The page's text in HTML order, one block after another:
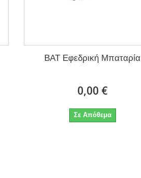
BAT Εφεδρική Μπαταρία
0,00 €
Σε Απόθεμα